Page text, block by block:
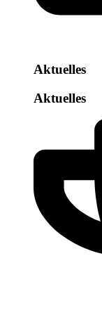
Aktuelles
Aktuelles